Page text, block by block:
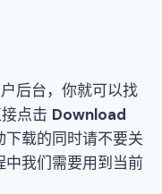
后台，你就可以找
点击 Download
载的同时请不要关
我们需要用到当前